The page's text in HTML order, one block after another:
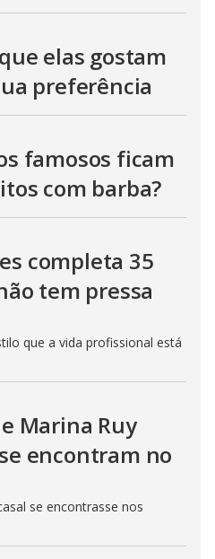
elas gostam
preferência
famosos ficam
com barba?
completa 35
tem pressa
que a vida profissional está
Marina Ruy
encontram no
se encontrasse nos